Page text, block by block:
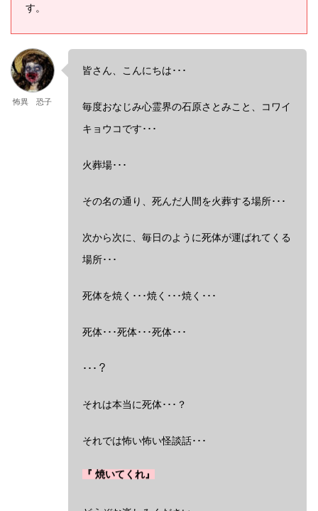
す。
怖異 恐子
皆さん、こんにちは･･･
毎度おなじみ心霊界の石原さとみこと、コワイ
キョウコです･･･
火葬場･･･
その名の通り、死んだ人間を火葬する場所･･･
次から次に、毎日のように死体が運ばれてくる
場所･･･
死体を焼く･･･焼く･･･焼く･･･
死体･･･死体･･･死体･･･
･･･？
それは本当に死体･･･？
それでは怖い怖い怪談話･･･
『 焼いてくれ』